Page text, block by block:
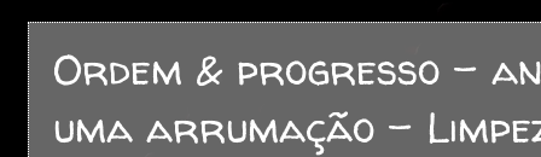
Ordem & progresso -
uma arrumação -